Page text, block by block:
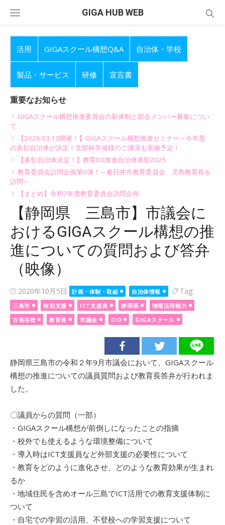
GIGA HUB WEB
活用 GIGAスクール構想Q&A 自治体・学校
製品・サービス 研修 宣言書
重要なお知らせ
GIGAスクール構想推進委員会の新体制と部会メンバー募集につい
て
【2026.03.13開催！】GIGAスクール構想推進セミナー～今年度
の表彰自治体が決定！文部科学省様のご講演も実施予定！
【表彰自治体決定！】教育DX推進自治体表彰2025
教育委員会訪問企画第6弾！～春日井市教育委員会 児島教育長を
訪問～
【まとめ】令和7年度教育委員会訪問企画
【静岡県 三島市】市議会に
おけるGIGAスクール構想の推
進についての質問および答弁
（映像）
Posted
on
2020年10月5日 計画・体制・取組 自治体情報 Tag:
三島市 特別支援 ICT支援員 静岡県
情報活用能力
古長谷稔
教育長 市議会 CIO GIGAスクール
静岡県三島市の令和２年9月市議会において、GIGAスクール
構想の推進についての議員質問および教育長答弁が行われま
した。
〇議員からの質問（一部）
・GIGAスクール構想が前倒しになったことの指摘
・校外でも使えるような環境整備について
・導入時はICT支援員など外部支援の必要性について
・教育をどのように進化させ、どのような教育効果が生まれ
るか
・地域住民を含めオール三島でICT活用での教育支援体制に
ついて
・自宅での学習の活用、不登校への学習支援について